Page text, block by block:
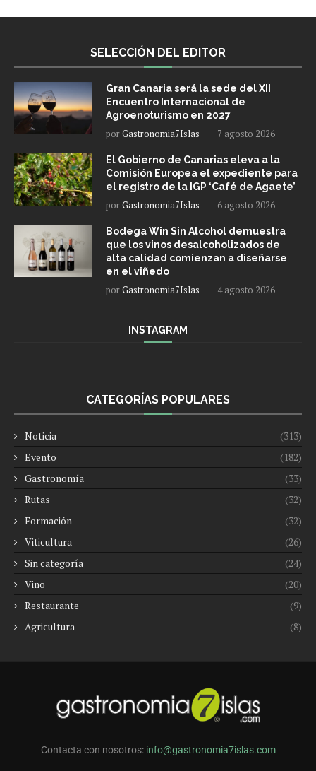
SELECCIÓN DEL EDITOR
Gran Canaria será la sede del XII
Encuentro Internacional de
Agroenoturismo en 2027
porGastronomia7Islas 7 agosto 2026
El Gobierno de Canarias eleva a la
Comisión Europea el expediente para
el registro de la IGP ‘Café de Agaete’
porGastronomia7Islas 6 agosto 2026
Bodega Win Sin Alcohol demuestra
que los vinos desalcoholizados de
alta calidad comienzan a diseñarse
en el viñedo
porGastronomia7Islas 4 agosto 2026
INSTAGRAM
CATEGORÍAS POPULARES
Noticia
(313)
Evento
(182)
Gastronomía
(33)
Rutas
(32)
Formación
(32)
Viticultura
(26)
Sin categoría
(24)
Vino
(20)
Restaurante
(9)
Agricultura
(8)
Contacta con nosotros: info@gastronomia7islas.com